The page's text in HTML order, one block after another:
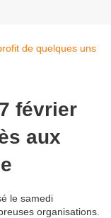
février
aux
le samedi
organisations.